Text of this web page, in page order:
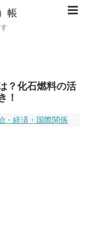
帳
？化石燃料の活
！
・経済・国際関係